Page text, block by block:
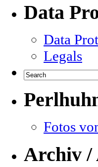
Data
Data
Legals
Fotos
Archiv /